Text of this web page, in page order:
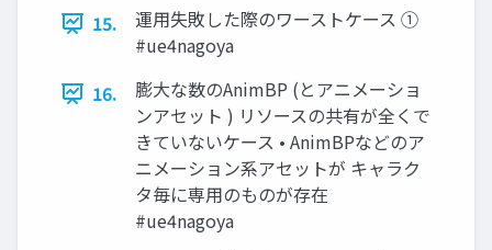
15.
運用失敗した際のワーストケース ①
#ue4nagoya
16.
膨大な数のAnimBP (とアニメーショ
ンアセット ) リソースの共有が全くで
きていないケース • AnimBPなどのア
ニメーション系アセットが キャラク
タ毎に専用のものが存在
#ue4nagoya